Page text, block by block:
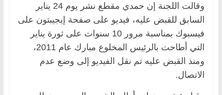
وقالت اللجنة إن حمدي مقطع نشر يوم 24 يناير
السابق للقبض عليه، فيديو على صفحة إيجيبتون على
فيسبوك بمناسبة مرور 10 سنوات على ثورة يناير
التي أطاحت بالرئيس المخلوع مبارك عام 2011،
ومنذ القبض عليه تم نقل الفيديو إلى وضع عدم
الاتصال.